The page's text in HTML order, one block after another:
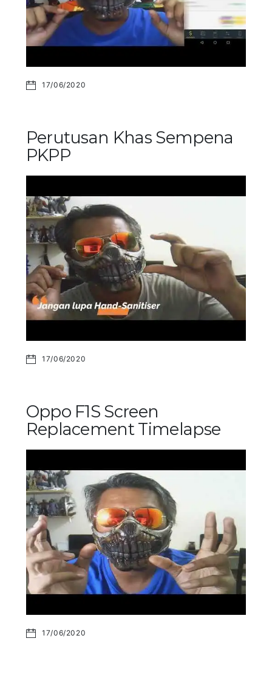
17/06/2020
Perutusan Khas Sempena
PKPP
17/06/2020
Oppo F1S Screen
Replacement Timelapse
17/06/2020